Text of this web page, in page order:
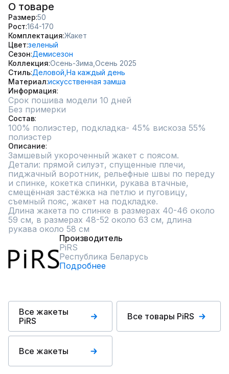
О товаре
Размер 50
Рост 164-170
Комплектация Жакет
Цвет зеленый
Сезон Демисезон
Коллекция Осень-Зима, Осень 2025
Стиль Деловой, На каждый день
Материал искусственная замша
Информация
Срок пошива модели 10 дней
Без примерки
Состав
100% полиэстер, подкладка- 45% вискоза 55%
полиэстер
Описание
Замшевый укороченный жакет с поясом.
Детали: прямой силуэт, спущенные плечи,
пиджачный воротник, рельефные швы по переду
и спинке, кокетка спинки, рукава втачные,
смещённая застёжка на петлю и пуговицу,
съемный пояс, жакет на подкладке.
Длина жакета по спинке в размерах 40-46 около
59 см, в размерах 48-52 около 63 см, длина
рукава около 58 см
Производитель
PiRS
Республика Беларусь
Подробнее
Все жакеты
PiRS
Все товары PiRS
Все жакеты